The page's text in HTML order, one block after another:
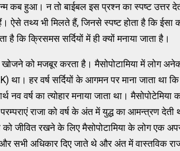
कब हुआ। न तो बाईबल इस प्रश्न का स्पष्ट उत्तर
ऐसे तथ्य भी मिलते हैं, जिनसे स्पष्ट होता है कि ईसा
है कि क्रिसमस सर्दियों में ही क्यों मनाया जाता है।
खोजने को मजबूर करता है। मैसोपोटामिया में लोग
था। हर वर्ष सर्दियों के आगमन पर माना जाता था
वर्ष का त्योहार मनाया जाता था। मैसोपोटेमिया
राजा को वर्ष के अंत में युद्ध का आमन्त्रण
जीवित रखने के लिए मैसोपोटामिया के लोग एक
सभी अधिकार दिए जाते थे और अंत में वास्तविक